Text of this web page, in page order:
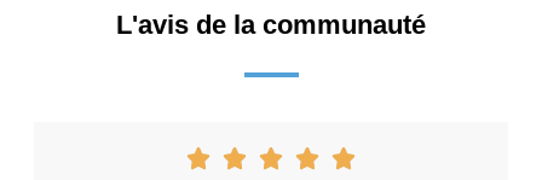
L'avis de la communauté